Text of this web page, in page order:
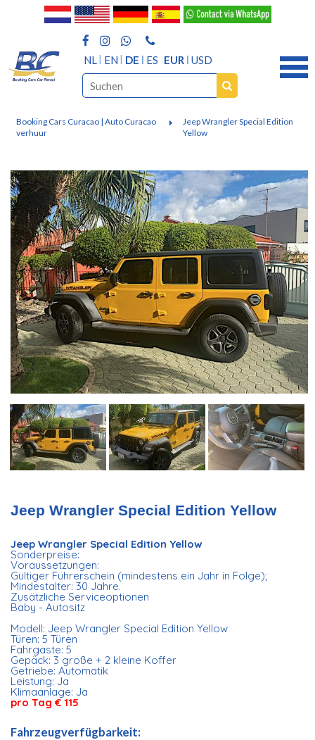
NL EN DE ES EUR USD
Booking Cars Curacao | Auto Curacao
verhuur
Jeep Wrangler Special Edition
Yellow
Jeep Wrangler Special Edition Yellow
Jeep Wrangler Special Edition Yellow
Sonderpreise:
Voraussetzungen:
Gültiger Führerschein (mindestens ein Jahr in Folge);
Mindestalter: 30 Jahre.
Zusätzliche Serviceoptionen
Baby - Autositz
Modell: Jeep Wrangler Special Edition Yellow
Türen: 5 Türen
Fahrgäste: 5
Gepäck: 3 große + 2 kleine Koffer
Getriebe: Automatik
Leistung: Ja
Klimaanlage: Ja
pro Tag € 115
Fahrzeugverfügbarkeit: